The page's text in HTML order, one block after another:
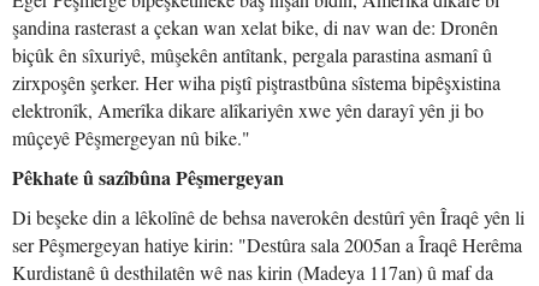
şandina rasterast a çekan wan xelat bike, di nav wan de: Dronên
biçûk ên sîxuriyê, mûşekên antîtank, pergala parastina asmanî û
zirxpoşên şerker. Her wiha piştî piştrastbûna sîstema bipêşxistina
elektronîk, Amerîka dikare alîkariyên xwe yên darayî yên ji bo
mûçeyê Pêşmergeyan nû bike."
Pêkhate û sazîbûna Pêşmergeyan
Di beşeke din a lêkolînê de behsa naverokên destûrî yên Îraqê yên li
ser Pêşmergeyan hatiye kirin: "Destûra sala 2005an a Îraqê Herêma
Kurdistanê û desthilatên wê nas kirin (Madeya 117an) û maf da